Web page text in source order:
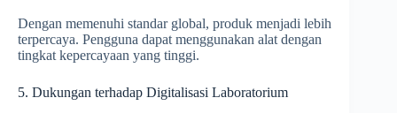
Dengan memenuhi standar global, produk menjadi lebih
terpercaya. Pengguna dapat menggunakan alat dengan
tingkat kepercayaan yang tinggi.
5. Dukungan terhadap Digitalisasi Laboratorium